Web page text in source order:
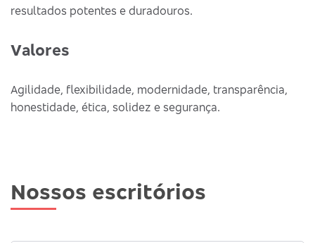
resultados potentes e duradouros.
Valores
Agilidade, flexibilidade, modernidade, transparência,
honestidade, ética, solidez e segurança.
Nossos escritórios